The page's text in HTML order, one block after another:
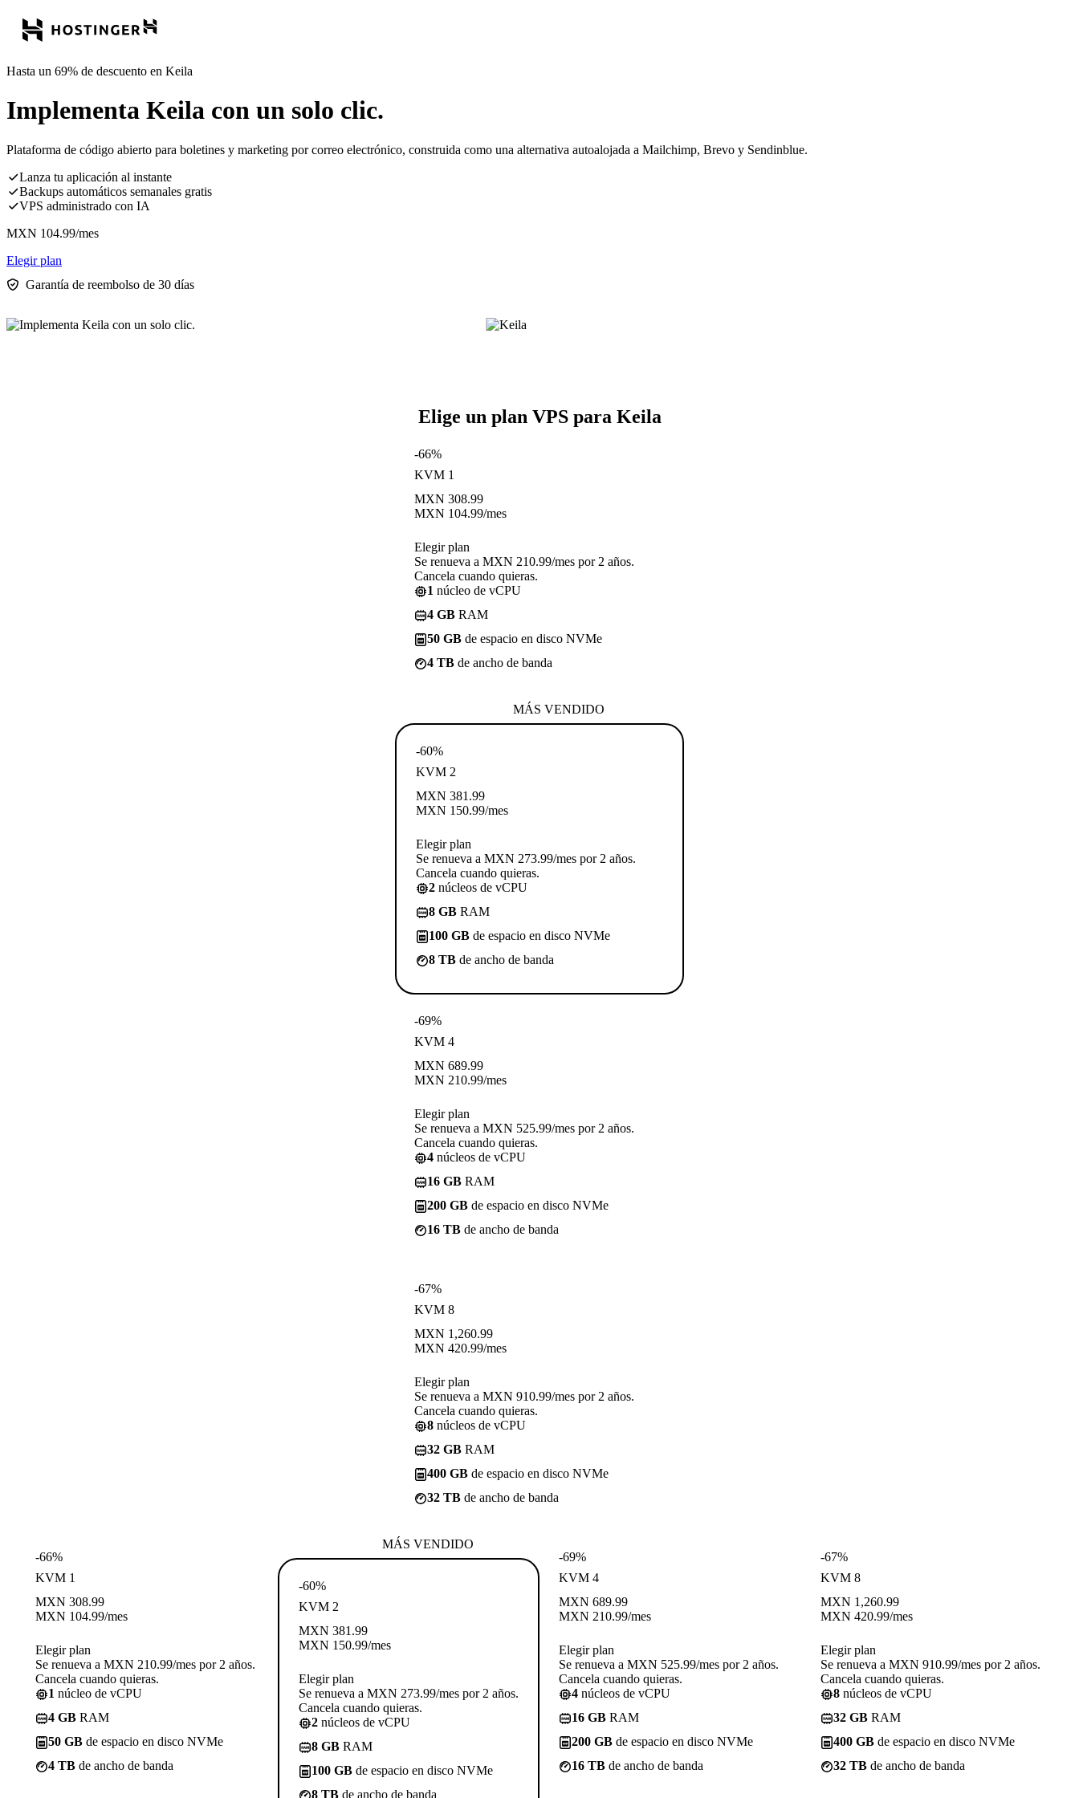
Hasta un 69% de descuento en Keila
Implementa Keila con un solo clic.
Plataforma de código abierto para boletines y marketing por correo electrónico, construida como una alternativa autoalojada a Mailchimp, Brevo y Sendinblue.
Lanza tu aplicación al instante
Backups automáticos semanales gratis
VPS administrado con IA
MXN 104.99/mes
Elegir plan
Garantía de reembolso de 30 días
Elige un plan VPS para Keila
-66%
KVM 1
MXN 308.99
MXN 104.99/mes
Elegir plan
Se renueva a MXN 210.99/mes por 2 años.
Cancela cuando quieras.
1 núcleo de vCPU
4 GB RAM
50 GB de espacio en disco NVMe
4 TB de ancho de banda
MÁS VENDIDO
-60%
KVM 2
MXN 381.99
MXN 150.99/mes
Elegir plan
Se renueva a MXN 273.99/mes por 2 años.
Cancela cuando quieras.
2 núcleos de vCPU
8 GB RAM
100 GB de espacio en disco NVMe
8 TB de ancho de banda
-69%
KVM 4
MXN 689.99
MXN 210.99/mes
Elegir plan
Se renueva a MXN 525.99/mes por 2 años.
Cancela cuando quieras.
4 núcleos de vCPU
16 GB RAM
200 GB de espacio en disco NVMe
16 TB de ancho de banda
-67%
KVM 8
MXN 1,260.99
MXN 420.99/mes
Elegir plan
Se renueva a MXN 910.99/mes por 2 años.
Cancela cuando quieras.
8 núcleos de vCPU
32 GB RAM
400 GB de espacio en disco NVMe
32 TB de ancho de banda
-66%
KVM 1
MXN 308.99
MXN 104.99/mes
Elegir plan
Se renueva a MXN 210.99/mes por 2 años.
Cancela cuando quieras.
1 núcleo de vCPU
4 GB RAM
50 GB de espacio en disco NVMe
4 TB de ancho de banda
MÁS VENDIDO
-60%
KVM 2
MXN 381.99
MXN 150.99/mes
Elegir plan
Se renueva a MXN 273.99/mes por 2 años.
Cancela cuando quieras.
2 núcleos de vCPU
8 GB RAM
100 GB de espacio en disco NVMe
8 TB de ancho de banda
-69%
KVM 4
MXN 689.99
MXN 210.99/mes
Elegir plan
Se renueva a MXN 525.99/mes por 2 años.
Cancela cuando quieras.
4 núcleos de vCPU
16 GB RAM
200 GB de espacio en disco NVMe
16 TB de ancho de banda
-67%
KVM 8
MXN 1,260.99
MXN 420.99/mes
Elegir plan
Se renueva a MXN 910.99/mes por 2 años.
Cancela cuando quieras.
8 núcleos de vCPU
32 GB RAM
400 GB de espacio en disco NVMe
32 TB de ancho de banda